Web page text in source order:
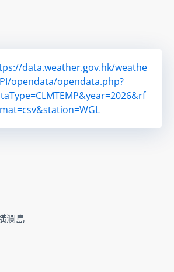
data.weather.gov.hk/weathe
opendata/opendata.php?
瀾島